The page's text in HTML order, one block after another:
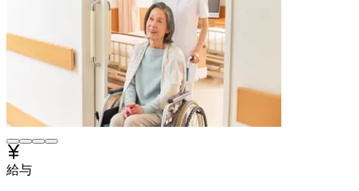
給与